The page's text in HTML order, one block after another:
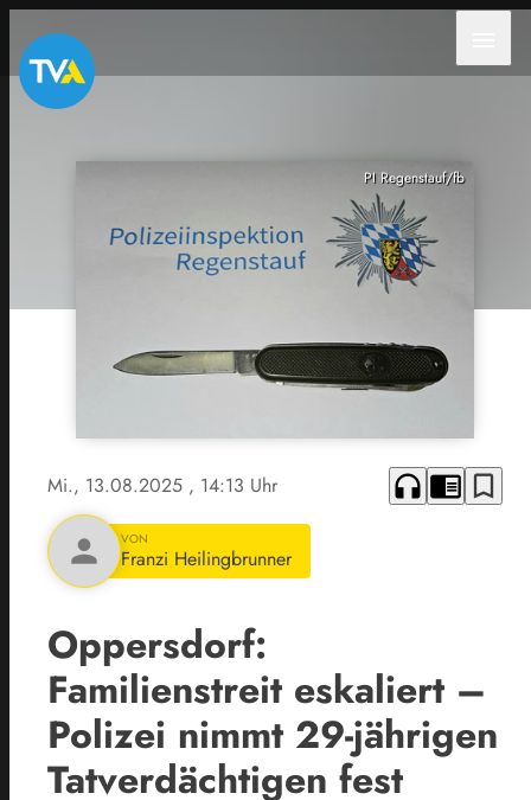
PI Regenstauf/fb
Mi., 13.08.2025 , 14:13 Uhr headphones chrome_reader_mode bookmark_border
person VON
Franzi Heilingbrunner
Oppersdorf:
Familienstreit eskaliert –
Polizei nimmt 29-jährigen
Tatverdächtigen fest